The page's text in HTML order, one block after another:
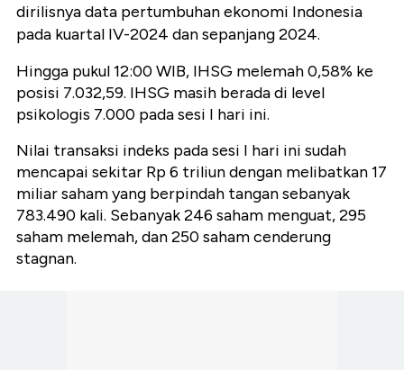
dirilisnya data pertumbuhan ekonomi Indonesia
pada kuartal IV-2024 dan sepanjang 2024.
Hingga pukul 12:00 WIB, IHSG melemah 0,58% ke
posisi 7.032,59. IHSG masih berada di level
psikologis 7.000 pada sesi I hari ini.
Nilai transaksi indeks pada sesi I hari ini sudah
mencapai sekitar Rp 6 triliun dengan melibatkan 17
miliar saham yang berpindah tangan sebanyak
783.490 kali. Sebanyak 246 saham menguat, 295
saham melemah, dan 250 saham cenderung
stagnan.